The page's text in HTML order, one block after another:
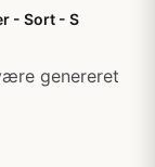
- Sort - S
genereret